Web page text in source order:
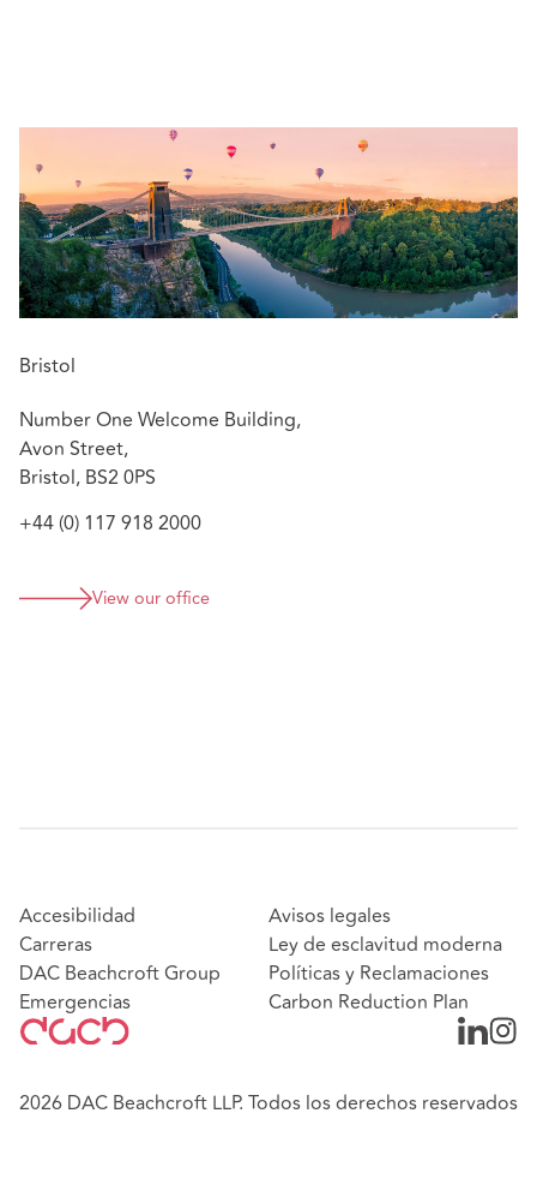
Bristol
Number One Welcome Building,
Avon Street,
Bristol, BS2 0PS
+44 (0) 117 918 2000
View our office
Accesibilidad
Carreras
DAC Beachcroft Group
Emergencias
Avisos legales
Ley de esclavitud moderna
Políticas y Reclamaciones
Carbon Reduction Plan
2026 DAC Beachcroft LLP. Todos los derechos reservados